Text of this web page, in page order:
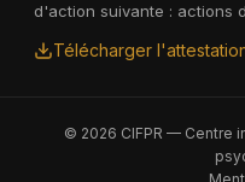
d'action suivante : actions
Télécharger
© 2026 CIFPR — Centre